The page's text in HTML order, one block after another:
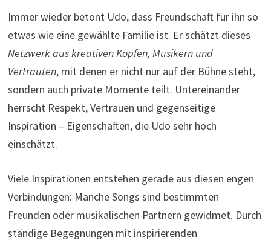
Immer wieder betont Udo, dass Freundschaft für ihn so
etwas wie eine gewählte Familie ist. Er schätzt dieses
Netzwerk aus kreativen Köpfen, Musikern und
Vertrauten, mit denen er nicht nur auf der Bühne steht,
sondern auch private Momente teilt. Untereinander
herrscht Respekt, Vertrauen und gegenseitige
Inspiration – Eigenschaften, die Udo sehr hoch
einschätzt.
Viele Inspirationen entstehen gerade aus diesen engen
Verbindungen: Manche Songs sind bestimmten
Freunden oder musikalischen Partnern gewidmet. Durch
ständige Begegnungen mit inspirierenden